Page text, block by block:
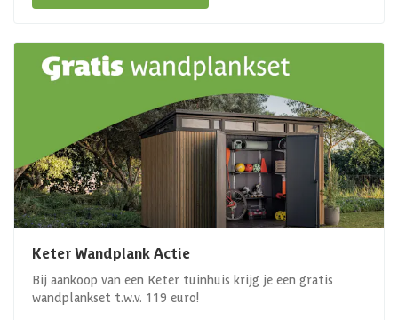
Keter Wandplank Actie
Bij aankoop van een Keter tuinhuis krijg je een gratis
wandplankset t.w.v. 119 euro!